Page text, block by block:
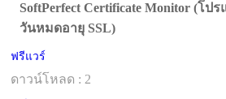
SoftPerfect Certificate Monitor (โป
วันหมดอายุ SSL)
ฟรีแวร์
ดาวน์โหลด : 2